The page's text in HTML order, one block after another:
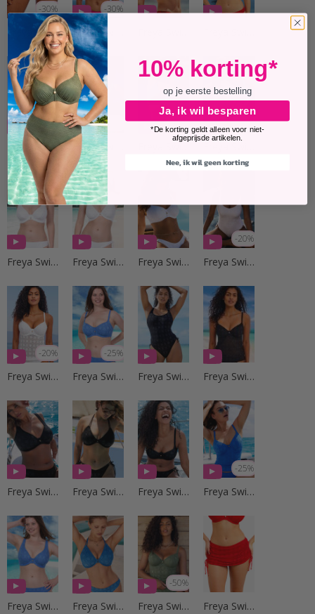
-30%
Freya Swim
-30%
Freya Swim
-35% -35%
Freya Swim
-35%
Freya Swim Freya Swim Freya Swim
-20%
Freya Swim
-20%
Freya Swim
-25%
Freya Swim Freya Swim Freya Swim
Freya Swim Freya Swim Freya Swim
-25%
Freya Swim
Freya Swim Freya Swim
-50%
Freya Swim Freya Swim
10% korting*
op je eerste bestelling
Ja, ik wil besparen
*De korting geldt alleen voor niet-
afgeprijsde artikelen.
Nee, ik wil geen korting